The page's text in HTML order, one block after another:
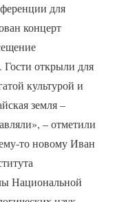
для
концерт
открыли для
культурой и
земля –
– отметили
то новому Иван
Национальной